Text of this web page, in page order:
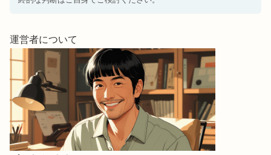
運営者について